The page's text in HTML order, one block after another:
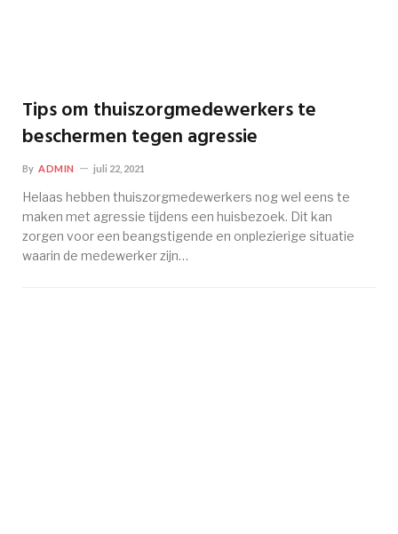
Tips om thuiszorgmedewerkers te
beschermen tegen agressie
By ADMIN juli 22, 2021
Helaas hebben thuiszorgmedewerkers nog wel eens te
maken met agressie tijdens een huisbezoek. Dit kan
zorgen voor een beangstigende en onplezierige situatie
waarin de medewerker zijn…